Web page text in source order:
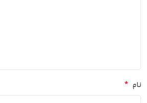
نام *